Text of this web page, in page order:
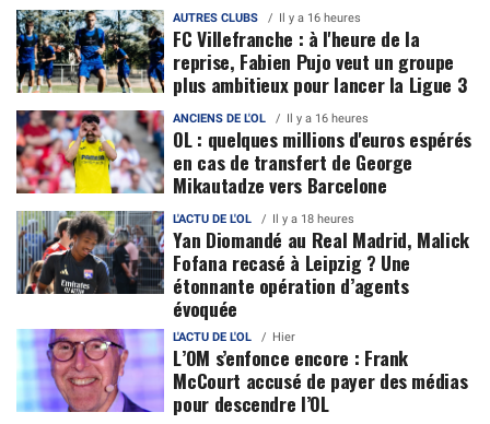
AUTRES CLUBS Il y a 16 heures
FC Villefranche : à l'heure de la
reprise, Fabien Pujo veut un groupe
plus ambitieux pour lancer la Ligue 3
ANCIENS DE L'OL Il y a 16 heures
OL : quelques millions d'euros espérés
en cas de transfert de George
Mikautadze vers Barcelone
L'ACTU DE L'OL Il y a 18 heures
Yan Diomandé au Real Madrid, Malick
Fofana recasé à Leipzig ? Une
étonnante opération d’agents
évoquée
L'ACTU DE L'OL Hier
L’OM s’enfonce encore : Frank
McCourt accusé de payer des médias
pour descendre l’OL